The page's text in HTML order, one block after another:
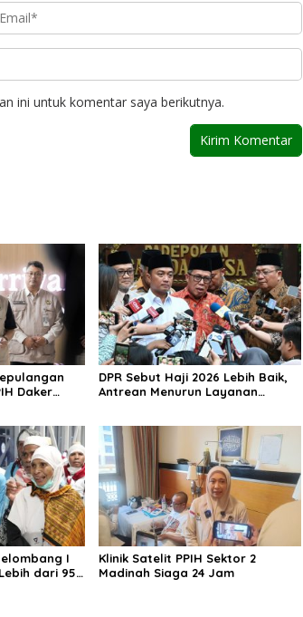
ini untuk komentar saya berikutnya.
Daker
DPR Sebut Haji 2026 Lebih Baik,
Antrean Menurun Layanan
I
dari 95
Klinik Satelit PPIH Sektor 2
Madinah Siaga 24 Jam